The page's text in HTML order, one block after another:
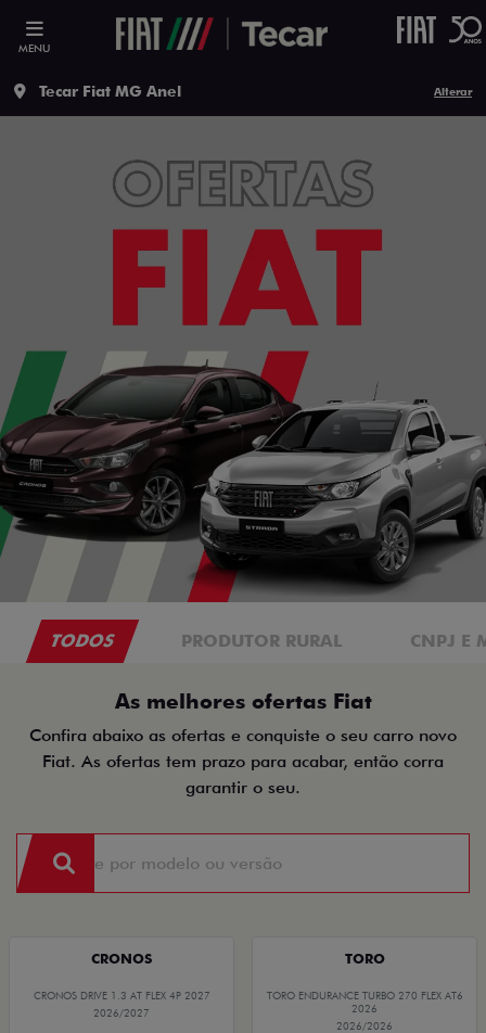
MENU
Tecar Fiat MG Anel Alterar
TODOS PRODUTOR RURAL CNPJ E
As melhores ofertas Fiat
Confira abaixo as ofertas e conquiste o seu carro novo
Fiat. As ofertas tem prazo para acabar, então corra
garantir o seu.
CRONOS
CRONOS DRIVE 1.3 AT FLEX 4P 2027
2026/2027
TORO
TORO ENDURANCE TURBO 270 FLEX AT6
2026
2026/2026